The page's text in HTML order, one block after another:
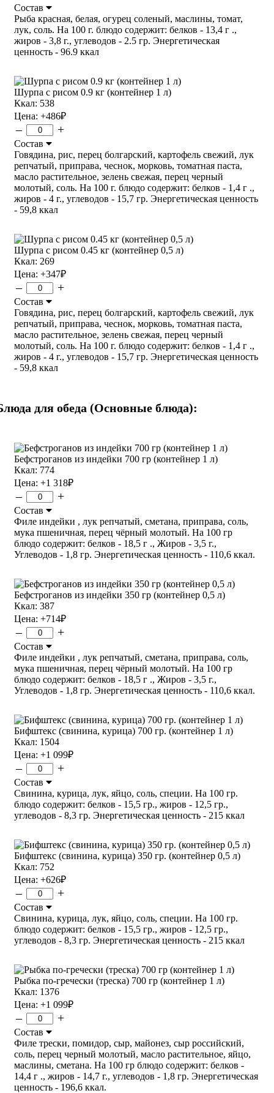
Состав
Рыба красная, белая, огурец соленый, маслины, томат,
лук, соль. На 100 г. блюдо содержит: белков - 13,4 г .,
жиров - 3,8 г., углеводов - 2.5 гр. Энергетическая
ценность - 96.9 ккал
Шурпа с рисом 0.9 кг (контейнер 1 л)
Ккал: 538
Цена: +486₽
– +
Состав
Говядина, рис, перец болгарский, картофель свежий, лук
репчатый, приправа, чеснок, морковь, томатная паста,
масло растительное, зелень свежая, перец черный
молотый, соль. На 100 г. блюдо содержит: белков - 1,4 г .,
жиров - 4 г., углеводов - 15,7 гр. Энергетическая ценность
- 59,8 ккал
Шурпа с рисом 0.45 кг (контейнер 0,5 л)
Ккал: 269
Цена: +347₽
– +
Состав
Говядина, рис, перец болгарский, картофель свежий, лук
репчатый, приправа, чеснок, морковь, томатная паста,
масло растительное, зелень свежая, перец черный
молотый, соль. На 100 г. блюдо содержит: белков - 1,4 г .,
жиров - 4 г., углеводов - 15,7 гр. Энергетическая ценность
- 59,8 ккал
для обеда (Основные блюда):
Бефстроганов из индейки 700 гр (контейнер 1 л)
Ккал: 774
Цена: +1 318₽
– +
Состав
Филе индейки , лук репчатый, сметана, приправа, соль,
мука пшеничная, перец чёрный молотый. На 100 гр
блюдо содержит: белков - 18,5 г ., Жиров - 3,5 г.,
Углеводов - 1,8 гр. Энергетическая ценность - 110,6 ккал.
Бефстроганов из индейки 350 гр (контейнер 0,5 л)
Ккал: 387
Цена: +714₽
– +
Состав
Филе индейки , лук репчатый, сметана, приправа, соль,
мука пшеничная, перец чёрный молотый. На 100 гр
блюдо содержит: белков - 18,5 г ., Жиров - 3,5 г.,
Углеводов - 1,8 гр. Энергетическая ценность - 110,6 ккал.
Бифштекс (свинина, курица) 700 гр. (контейнер 1 л)
Ккал: 1504
Цена: +1 099₽
– +
Состав
Свинина, курица, лук, яйцо, соль, специи. На 100 гр.
блюдо содержит: белков - 15,5 гр., жиров - 12,5 гр.,
углеводов - 8,3 гр. Энергетическая ценность - 215 ккал
Бифштекс (свинина, курица) 350 гр. (контейнер 0,5 л)
Ккал: 752
Цена: +626₽
– +
Состав
Свинина, курица, лук, яйцо, соль, специи. На 100 гр.
блюдо содержит: белков - 15,5 гр., жиров - 12,5 гр.,
углеводов - 8,3 гр. Энергетическая ценность - 215 ккал
Рыбка по-гречески (треска) 700 гр (контейнер 1 л)
Ккал: 1376
Цена: +1 099₽
– +
Состав
Филе трески, помидор, сыр, майонез, сыр российский,
соль, перец черный молотый, масло растительное, яйцо,
маслины, сметана. На 100 гр блюдо содержит: белков -
14,4 г ., жиров - 14,7 г., углеводов - 1,8 гр. Энергетическая
ценность - 196,6 ккал.